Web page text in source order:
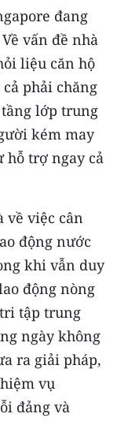
đang
vấn đề nhà
liệu căn hộ
phải chăng
lớp trung
kém may
hỗ trợ ngay cả
về việc cân
động nước
khi vẫn duy
động nòng
tập trung
ngày không
ra giải pháp,
vụ
đảng và